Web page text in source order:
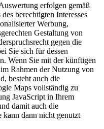
erfolgen gemäß
berechtigten Interesses
Werbung,
Gestaltung von
gegen die
Sie sich für dessen
Wenn Sie mit der künftigen
Rahmen der Nutzung von
besteht auch die
Maps vollständig zu
JavaScript in Ihrem
damit auch die
kann dann nicht genutzt